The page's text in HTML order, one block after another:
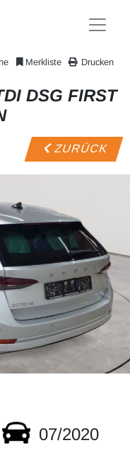
Drucken
Merkliste
DSG FIRST
ZURÜCK
07/2020